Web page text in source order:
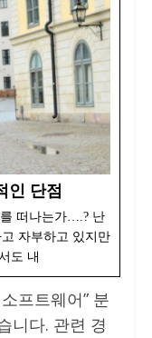
인 단점
떠나는가….? 난
자부하고 있지만
도 내
프트웨어” 분
니다. 관련 경